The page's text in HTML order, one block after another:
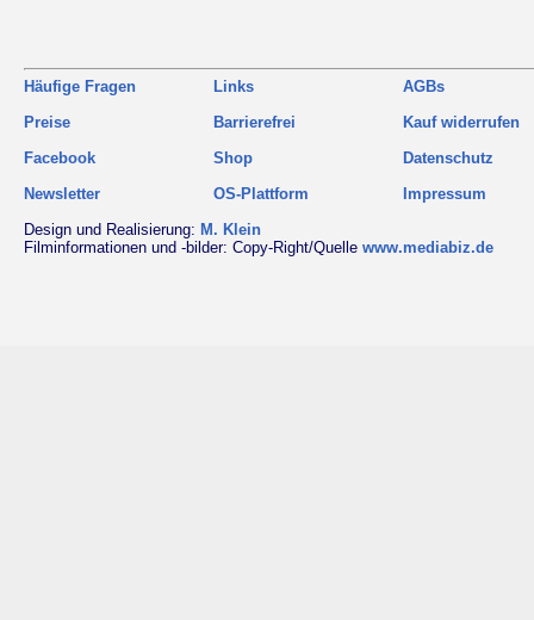
Häufige Fragen
Preise
Facebook
Newsletter
Links
Barrierefrei
Shop
OS-Plattform
AGBs
Kauf widerrufen
Datenschutz
Impressum
Design und Realisierung: M. Klein
Filminformationen und -bilder: Copy-Right/Quelle www.mediabiz.de